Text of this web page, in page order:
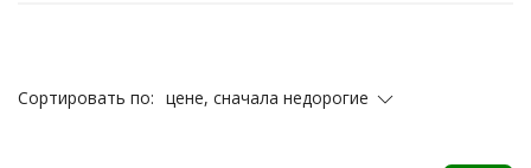
Сортировать по: цене, сначала недорогие